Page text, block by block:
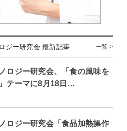
ジー研究会 最新記事 一覧 >
ロジー研究会、「食の風味を
テーマに8月18日…
ロジー研究会「食品加熱操作